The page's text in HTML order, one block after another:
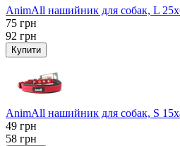
AnimAll нашийник для собак, L
75 грн
92 грн
Купити
AnimAll нашийник для собак, S
49 грн
58 грн